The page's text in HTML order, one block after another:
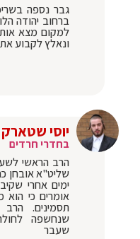
גבר נספה
ברחוב יהודה
למקום מצא
ונאלץ לקבוע
יוסי שטארק
בחדרי חרדים
הרב הראשי
שליט"א אובחן
ימים אחרי
אומרים כי הוא
תסמינים.
שנחשפה
שעבר